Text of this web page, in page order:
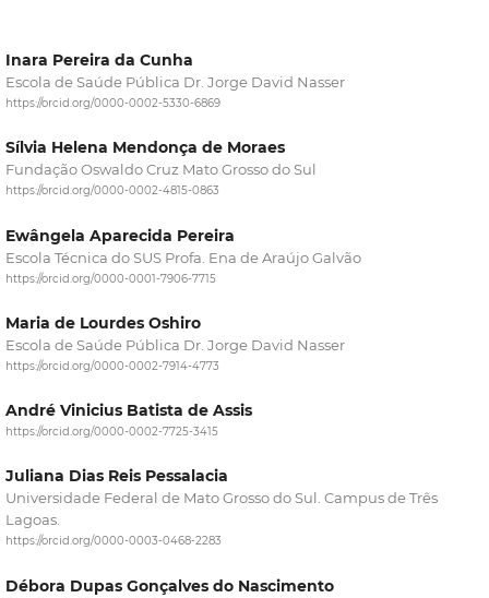
Inara Pereira da Cunha
Escola de Saúde Pública Dr. Jorge David Nasser
https://orcid.org/0000-0002-5330-6869
Sílvia Helena Mendonça de Moraes
Fundação Oswaldo Cruz Mato Grosso do Sul
https://orcid.org/0000-0002-4815-0863
Ewângela Aparecida Pereira
Escola Técnica do SUS Profa. Ena de Araújo Galvão
https://orcid.org/0000-0001-7906-7715
Maria de Lourdes Oshiro
Escola de Saúde Pública Dr. Jorge David Nasser
https://orcid.org/0000-0002-7914-4773
André Vinicius Batista de Assis
https://orcid.org/0000-0002-7725-3415
Juliana Dias Reis Pessalacia
Universidade Federal de Mato Grosso do Sul. Campus de Três
Lagoas.
https://orcid.org/0000-0003-0468-2283
Débora Dupas Gonçalves do Nascimento